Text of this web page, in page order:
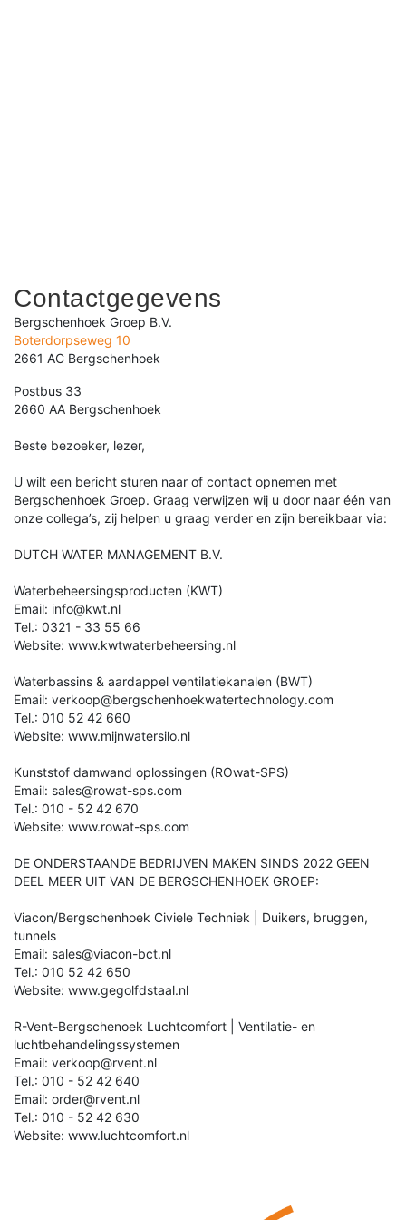
Contactgegevens
Bergschenhoek Groep B.V.
Boterdorpseweg 10
2661 AC Bergschenhoek
Postbus 33
2660 AA Bergschenhoek
Beste bezoeker, lezer,
U wilt een bericht sturen naar of contact opnemen met
Bergschenhoek Groep. Graag verwijzen wij u door naar één van
onze collega’s, zij helpen u graag verder en zijn bereikbaar via:
DUTCH WATER MANAGEMENT B.V.
Waterbeheersingsproducten (KWT)
Email: info@kwt.nl
Tel.: 0321 - 33 55 66
Website: www.kwtwaterbeheersing.nl
Waterbassins & aardappel ventilatiekanalen (BWT)
Email: verkoop@bergschenhoekwatertechnology.com
Tel.: 010 52 42 660
Website: www.mijnwatersilo.nl
Kunststof damwand oplossingen (ROwat-SPS)
Email: sales@rowat-sps.com
Tel.: 010 - 52 42 670
Website: www.rowat-sps.com
DE ONDERSTAANDE BEDRIJVEN MAKEN SINDS 2022 GEEN
DEEL MEER UIT VAN DE BERGSCHENHOEK GROEP:
Viacon/Bergschenhoek Civiele Techniek | Duikers, bruggen,
tunnels
Email: sales@viacon-bct.nl
Tel.: 010 52 42 650
Website: www.gegolfdstaal.nl
R-Vent-Bergschenoek Luchtcomfort | Ventilatie- en
luchtbehandelingssystemen
Email: verkoop@rvent.nl
Tel.: 010 - 52 42 640
Email: order@rvent.nl
Tel.: 010 - 52 42 630
Website: www.luchtcomfort.nl